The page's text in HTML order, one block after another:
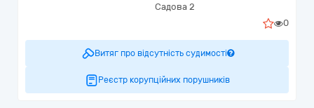
Садова 2
0
Витяг про відсутність судимості
Реєстр корупційних порушників